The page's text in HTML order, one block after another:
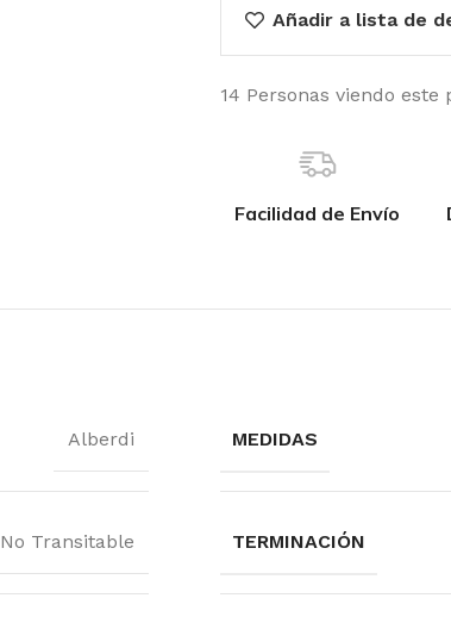
Añadir a lista de
14 Personas viendo este
Facilidad de Envío
Alberdi MEDIDAS
No Transitable TERMINACIÓN